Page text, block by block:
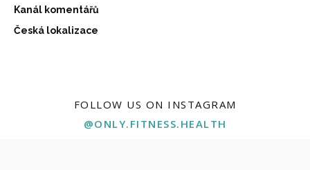
Kanál komentářů
Česká lokalizace
FOLLOW US ON INSTAGRAM
@ONLY.FITNESS.HEALTH